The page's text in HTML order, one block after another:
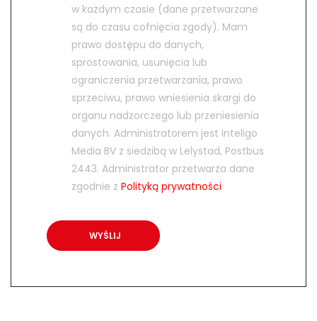
w każdym czasie (dane przetwarzane
są do czasu cofnięcia zgody). Mam
prawo dostępu do danych,
sprostowania, usunięcia lub
ograniczenia przetwarzania, prawo
sprzeciwu, prawo wniesienia skargi do
organu nadzorczego lub przeniesienia
danych. Administratorem jest Inteligo
Media BV z siedzibą w Lelystad, Postbus
2443. Administrator przetwarza dane
zgodnie z Polityką prywatności